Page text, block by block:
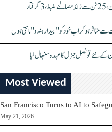
متاثر ہو کر اب خود کو "بیدار ہندو" مانتی ہوں
نئے قونصل جنرل کا عہدہ سنبھال لیا
Most Viewed
San Francisco Turns to AI to
May 21, 2026